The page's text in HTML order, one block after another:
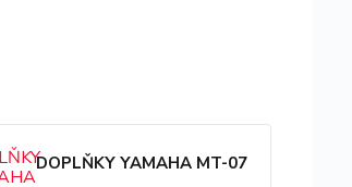
DOPLŇKY YAMAHA MT-07